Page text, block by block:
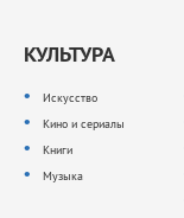
КУЛЬТУРА
Искусство
Кино и сериалы
Книги
Музыка